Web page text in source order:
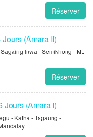
Réserver
(Amara II)
Inwa - Semikhong - Mt.
Réserver
Jours (Amara I)
- Katha - Tagaung -